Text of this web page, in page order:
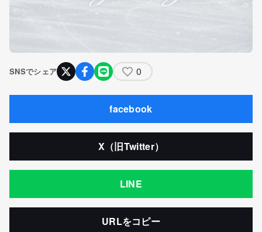
SNSでシェア 0
facebook
X（旧Twitter）
LINE
URLをコピー